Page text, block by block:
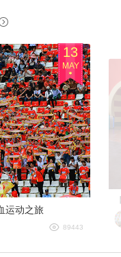
13
MAY
运动之旅
89443